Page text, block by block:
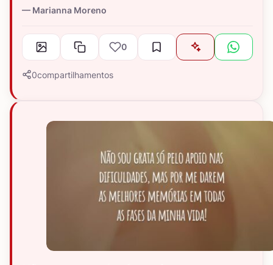
Marianna Moreno
0
0compartilhamentos